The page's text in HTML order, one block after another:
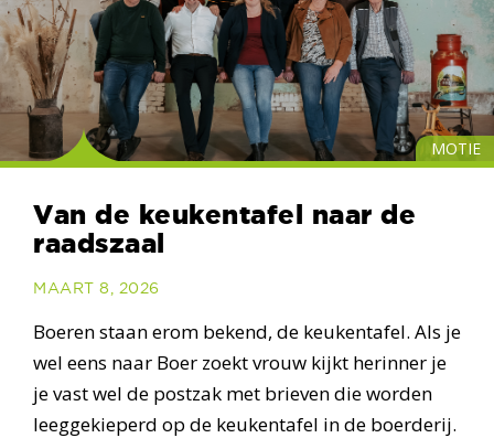
MOTIE
Van de keukentafel naar de
raadszaal
MAART 8, 2026
Boeren staan erom bekend, de keukentafel. Als je
wel eens naar Boer zoekt vrouw kijkt herinner je
je vast wel de postzak met brieven die worden
leeggekieperd op de keukentafel in de boerderij.